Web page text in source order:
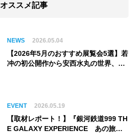
オススメ記事
NEWS 2026.05.04
【2026年5月のおすすめ展覧会5選】若
冲の初公開作から安西水丸の世界、そ
EVENT 2026.05.19
【取材レポート！】『銀河鉄道999 TH
E GALAXY EXPERIENCE あの旅